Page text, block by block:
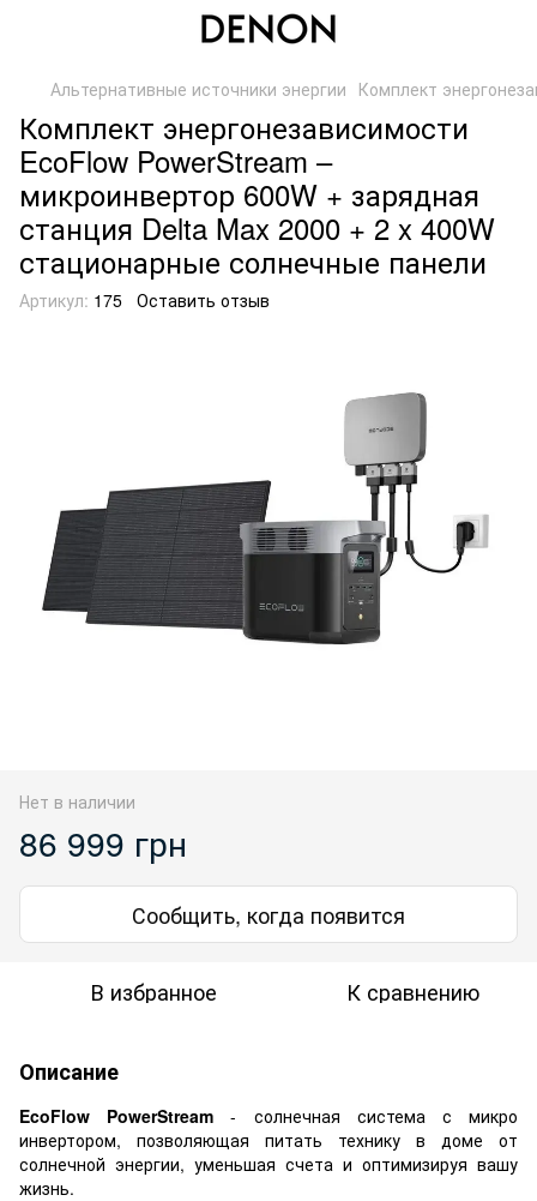
Альтернативные источники энергии Комплект
Комплект энергонезависимости
EcoFlow PowerStream –
микроинвертор 600W + зарядная
станция Delta Max 2000 + 2 x 400W
стационарные солнечные панели
Артикул: 175 Оставить отзыв
Нет в наличии
86 999 грн
Сообщить, когда появится
В избранное К сравнению
Описание
EcoFlow PowerStream - солнечная система с микро
инвертором, позволяющая питать технику в доме от
солнечной энергии, уменьшая счета и оптимизируя вашу
жизнь.